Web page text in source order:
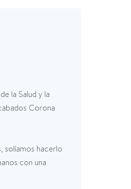
la Salud y la
Corona
solíamos hacerlo
con una